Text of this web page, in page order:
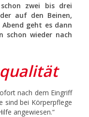
zwei bis drei
auf den Beinen,
geht es dann
schon wieder nach
nach dem Eingriff
sind bei Körperpflege
angewiesen.“